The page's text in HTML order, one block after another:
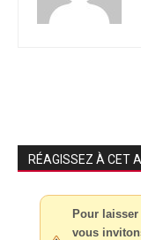
RÉAGISSEZ À CET
Pour
vous